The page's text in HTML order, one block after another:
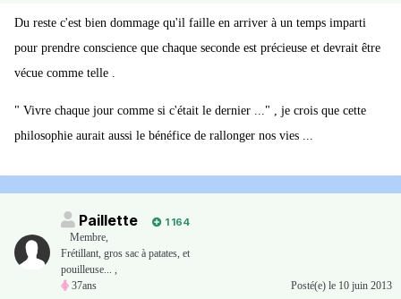
Du reste c'est bien dommage qu'il faille en arriver à un temps imparti
pour prendre conscience que chaque seconde est précieuse et devrait être
vécue comme telle .
" Vivre chaque jour comme si c'était le dernier ..." , je crois que cette
philosophie aurait aussi le bénéfice de rallonger nos vies ...
Paillette
1 164
Membre,
Frétillant, gros sac à patates, et
pouilleuse... ,
37ans
Posté(e) le 10 juin 2013